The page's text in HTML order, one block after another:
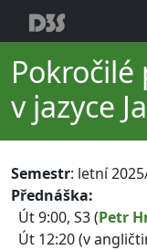
v jazyce
Semestr: letní
Přednáška:
Út 9:00, S3 (Petr
Út 12:20 (v